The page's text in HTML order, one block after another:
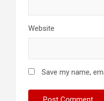
Website
Save my name,